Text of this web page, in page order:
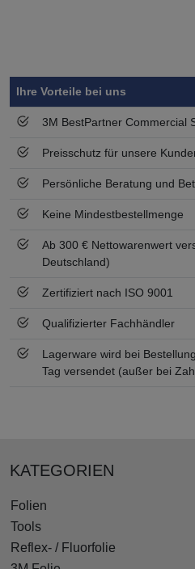
Ihre Vorteile bei uns
3M BestPartner Commercial
Preisschutz für unsere
Persönliche Beratung und
Keine Mindestbestellmenge
Ab 300 € Nettowarenwert
Deutschland)
Zertifiziert nach ISO 9001
Qualifizierter Fachhändler
Lagerware wird bei
Tag versendet (außer bei
KATEGORIEN
Folien
Tools
Reflex- / Fluorfolie